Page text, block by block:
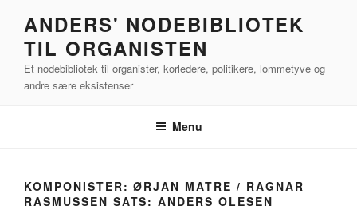
indhold
ANDERS' NODEBIBLIOTEK
TIL ORGANISTEN
Et nodebibliotek til organister, korledere, politikere, lommetyve og
andre sære eksistenser
Menu
KOMPONISTER:ØRJAN MATRE / RAGNAR
RASMUSSEN SATS: ANDERS OLESEN